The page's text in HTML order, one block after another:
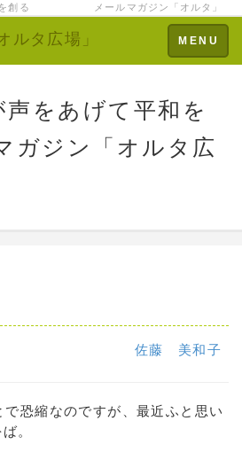
和を創る メールマガジン「オルタ」
Toggle
navigation
MENU
ルタ広場」
をあげて平和を
ガジン「オルタ広
佐藤 美和子
恐縮なのですが、最近ふと思い
。